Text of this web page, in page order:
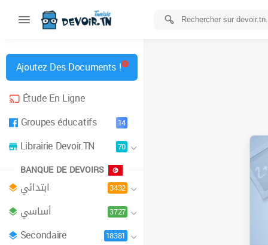
Ajoutez Des Documents !
Étude En Ligne
Groupes éducatifs
14
Librairie Devoir.TN 70
BANQUE DE DEVOIRS
ابتدائي 3432
أساسي 3727
Secondaire 18381